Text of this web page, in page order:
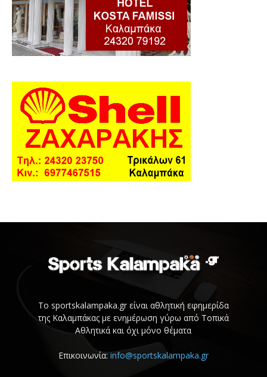
Το sportskalampaka.gr είναι αθλητική εφημερίδα
της Καλαμπάκας με ενημέρωση γύρω από Τοπικά
Αθλητικά και όχι μόνο θέματα
Επικοινωνία: info@sportskalampaka.gr